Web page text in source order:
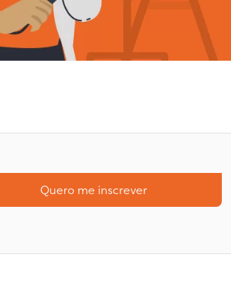
Quero me inscrever